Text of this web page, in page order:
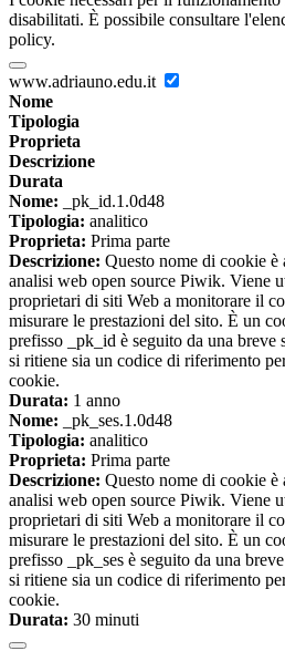
disabilitati. È possibile consultare
policy.
www.adriauno.edu.it
Nome
Tipologia
Proprieta
Descrizione
Durata
Nome: _pk_id.1.0d48
Tipologia: analitico
Proprieta: Prima parte
Descrizione: Questo nome di cookie è
analisi web open source Piwik. Viene
proprietari di siti Web a monitorare il
misurare le prestazioni del sito. È un
prefisso _pk_id è seguito da una breve
si ritiene sia un codice di riferimento
cookie.
Durata: 1 anno
Nome: _pk_ses.1.0d48
Tipologia: analitico
Proprieta: Prima parte
Descrizione: Questo nome di cookie è
analisi web open source Piwik. Viene
proprietari di siti Web a monitorare il
misurare le prestazioni del sito. È un
prefisso _pk_ses è seguito da una
si ritiene sia un codice di riferimento
cookie.
Durata: 30 minuti